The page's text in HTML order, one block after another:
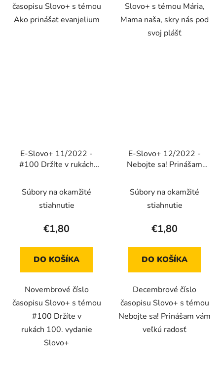
časopisu Slovo+ s témou
Ako prinášať evanjelium
Slovo+ s témou Mária,
Mama naša, skry nás pod
svoj plášť
E-Slovo+ 11/2022 -
#100 Držíte v rukách
(Elektronické vydanie)
Súbory na okamžité
stiahnutie
€1,80
DO KOŠÍKA
Novembrové číslo
časopisu Slovo+ s témou
#100 Držíte v
rukách 100. vydanie
Slovo+
E-Slovo+ 12/2022 -
Nebojte sa! Prinášam
(Elektronické vydanie)
Súbory na okamžité
stiahnutie
€1,80
DO KOŠÍKA
Decembrové číslo
časopisu Slovo+ s témou
Nebojte sa! Prinášam vám
veľkú radosť